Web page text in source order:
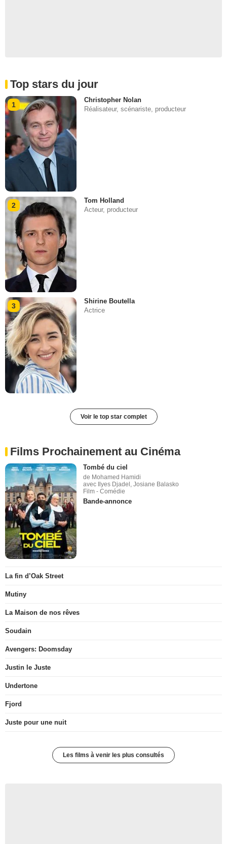
Top stars du jour
1
Christopher Nolan
Réalisateur, scénariste, producteur
2
Tom Holland
Acteur, producteur
3
Shirine Boutella
Actrice
Voir le top star complet
Films Prochainement au Cinéma
Tombé du ciel
de Mohamed Hamidi
avec Ilyes Djadel, Josiane Balasko
Film - Comédie
Bande-annonce
La fin d’Oak Street
Mutiny
La Maison de nos rêves
Soudain
Avengers: Doomsday
Justin le Juste
Undertone
Fjord
Juste pour une nuit
Les films à venir les plus consultés